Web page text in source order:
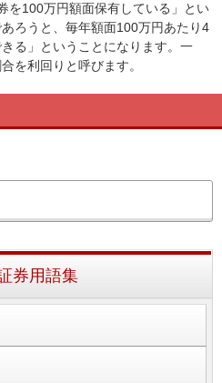
を100万円額面保有している」とい
ろうと、毎年額面100万円あたり4
る」ということになります。一
を利回りと呼びます。
券用語集